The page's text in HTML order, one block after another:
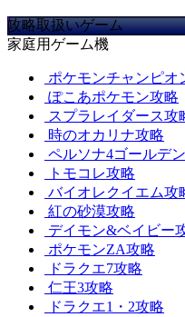
攻略取扱いゲーム
家庭用ゲーム機
ポケモンチャンピオ
ぽこあポケモン攻略
スプラレイダース攻
時のオカリナ攻略
ペルソナ4ゴールデ
トモコレ攻略
バイオレクイエム攻
紅の砂漠攻略
デイモン&ベイビー
ポケモンZA攻略
ドラクエ7攻略
仁王3攻略
ドラクエ1・2攻略